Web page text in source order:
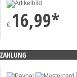
€ 16,99*
ZAHLUNG